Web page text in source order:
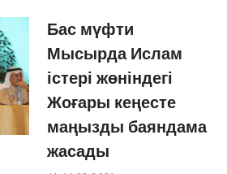
Бас мүфти
Мысырда Ислам
істері жөніндегі
Жоғары кеңесте
маңызды баяндама
жасады